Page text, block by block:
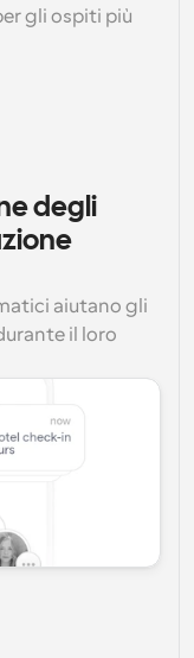
gli ospiti più
degli
aiutano gli
il loro